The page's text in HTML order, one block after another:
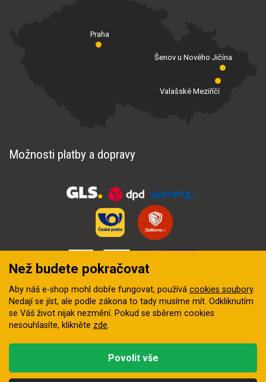
Praha
Valašské Meziříčí
Šenov u Nového Jičína
Možnosti platby a dopravy
digitální agentura FEO
Než budete pokračovat
Aby náš e-shop mohl dobře fungovat, používá cookies soubory.
Nedají se jíst, ale podle zákona to tady musíme mít. Odkliknutím
se Váš život nijak nezmění. Pokud se sběrem cookies
nesouhlasíte, klikněte zde.
Povolit vše